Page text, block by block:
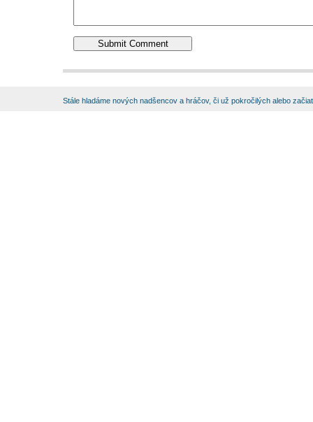
Stále hladáme nových nadšencov a hráčov, či už pokročilých alebo